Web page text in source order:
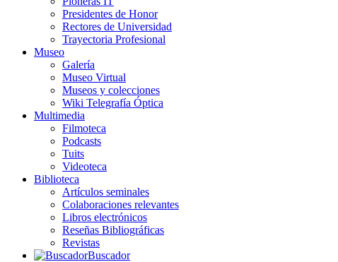
Presidentes de Honor
Rectores de Universidad
Trayectoria Profesional
Museo
Galería
Museo Virtual
Museos y colecciones
Wiki Telegrafía Óptica
Multimedia
Filmoteca
Podcasts
Tuits
Videoteca
Biblioteca
Artículos seminales
Colaboraciones relevantes
Libros electrónicos
Reseñas Bibliográficas
Revistas
Buscador